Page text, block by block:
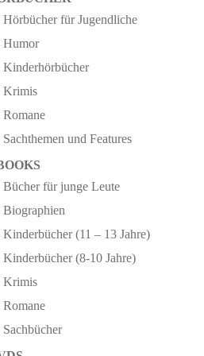
Hörbücher für Jugendliche
Humor
Kinderhörbücher
Krimis
Romane
Sachthemen und Features
Bücher für junge Leute
Biographien
Kinderbücher (11 – 13 Jahre)
Kinderbücher (8-10 Jahre)
Krimis
Romane
Sachbücher